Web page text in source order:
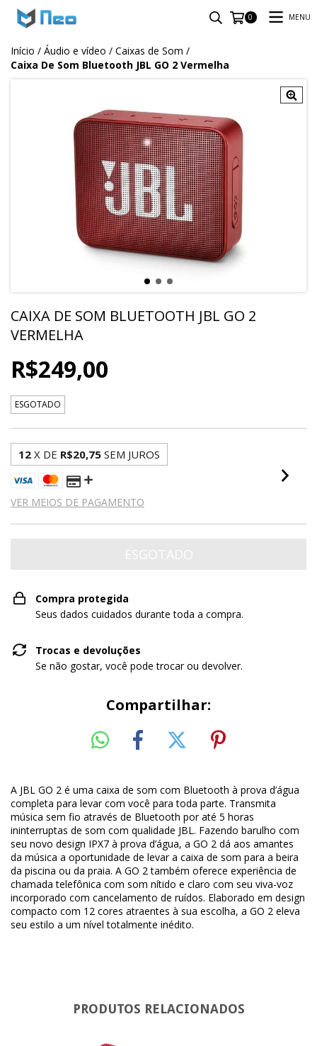
0 MENU
Início / Áudio e vídeo / Caixas de Som /
Caixa De Som Bluetooth JBL GO 2 Vermelha
CAIXA DE SOM BLUETOOTH JBL GO 2
VERMELHA
R$249,00
ESGOTADO
12 X DE R$20,75 SEM JUROS
VER MEIOS DE PAGAMENTO
Compra protegida
Seus dados cuidados durante toda a compra.
Trocas e devoluções
Se não gostar, você pode trocar ou devolver.
Compartilhar:
A JBL GO 2 é uma caixa de som com Bluetooth à prova d’água
completa para levar com você para toda parte. Transmita
música sem fio através de Bluetooth por até 5 horas
ininterruptas de som com qualidade JBL. Fazendo barulho com
seu novo design IPX7 à prova d’água, a GO 2 dá aos amantes
da música a oportunidade de levar a caixa de som para a beira
da piscina ou da praia. A GO 2 também oferece experiência de
chamada telefônica com som nítido e claro com seu viva-voz
incorporado com cancelamento de ruídos. Elaborado em design
compacto com 12 cores atraentes à sua escolha, a GO 2 eleva
seu estilo a um nível totalmente inédito.
PRODUTOS RELACIONADOS